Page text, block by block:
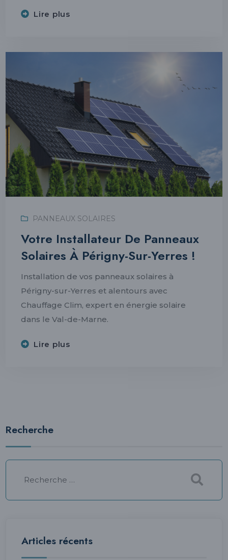
Lire plus
PANNEAUX SOLAIRES
Votre Installateur De Panneaux
Solaires À Périgny-Sur-Yerres !
Installation de vos panneaux solaires à
Périgny-sur-Yerres et alentours avec
Chauffage Clim, expert en énergie solaire
dans le Val-de-Marne.
Lire plus
Recherche
Articles récents